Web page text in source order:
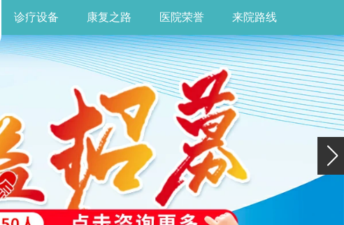
诊疗设备 康复之路 医院荣誉 来院路线